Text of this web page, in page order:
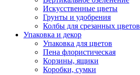
Искусственные цветы
Грунты и удобрения
Колбы для срезанных цветов
Упаковка и декор
Упаковка для цветов
Пена флористическая
Корзины, ящики
Коробки, сумки